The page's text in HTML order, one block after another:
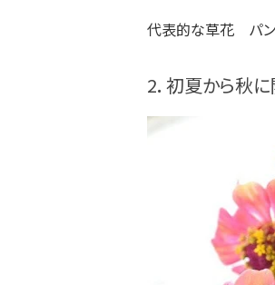
代表的な草花 パンジ
2．初夏から秋